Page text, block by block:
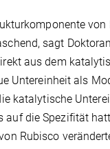
sagt
aus dem
Untereinheit als
katalytische
die Spezifität
Rubisco